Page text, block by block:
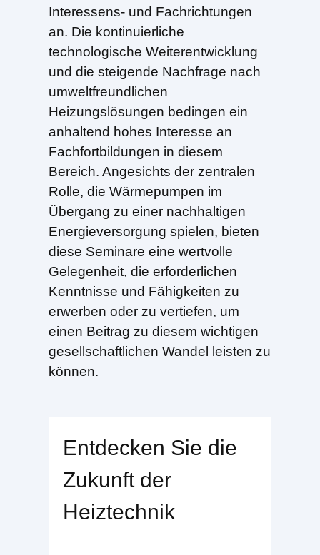
Interessens- und Fachrichtungen
an. Die kontinuierliche
technologische Weiterentwicklung
und die steigende Nachfrage nach
umweltfreundlichen
Heizungslösungen bedingen ein
anhaltend hohes Interesse an
Fachfortbildungen in diesem
Bereich. Angesichts der zentralen
Rolle, die Wärmepumpen im
Übergang zu einer nachhaltigen
Energieversorgung spielen, bieten
diese Seminare eine wertvolle
Gelegenheit, die erforderlichen
Kenntnisse und Fähigkeiten zu
erwerben oder zu vertiefen, um
einen Beitrag zu diesem wichtigen
gesellschaftlichen Wandel leisten zu
können.
Entdecken Sie die
Zukunft der
Heiztechnik